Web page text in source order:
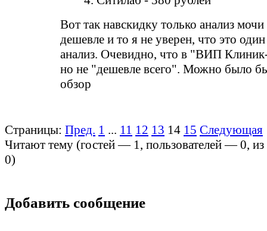
Вот так навскидку только анализ мочи
дешевле и то я не уверен, что это
анализ. Очевидно, что в "ВИП
но не "дешевле всего". Можно было
обзор
Страницы: Пред. 1 ... 11 12 13 14 15 Следующая
Читают тему (гостей — 1, пользователей —0,
0)
Добавить сообщение